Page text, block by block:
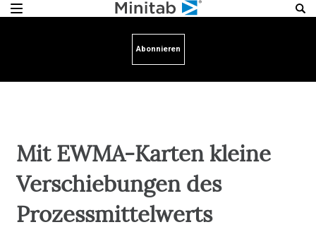
Abonnieren
Mit EWMA-Karten kleine
Verschiebungen des
Prozessmittelwerts